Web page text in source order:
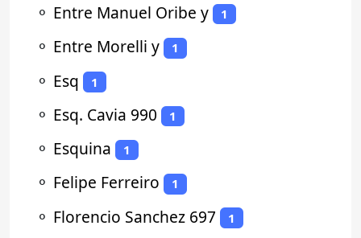
⚬ Entre Manuel Oribe y 1
⚬ Entre Morelli y 1
⚬ Esq 1
⚬ Esq. Cavia 990 1
⚬ Esquina 1
⚬ Felipe Ferreiro 1
⚬ Florencio Sanchez 697 1